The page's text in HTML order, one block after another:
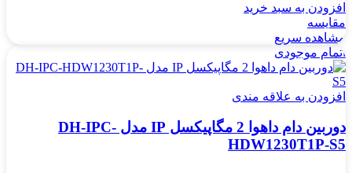
افزودن به سبد خرید
مقایسه
مشاهده سریع
اتمام موجودی
افزودن به علاقه مندی
دوربین دام داهوا 2 مگاپیکسل IP مدل DH-IPC-
HDW1230T1P-S5